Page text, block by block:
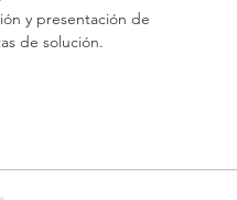
y presentación de
de solución.